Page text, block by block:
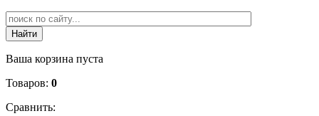
Ваша корзина пуста
Товаров: 0
Сравнить: